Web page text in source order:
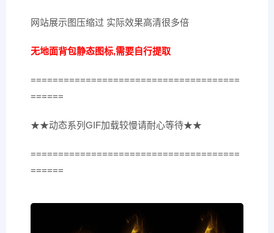
网站展示图压缩过 实际效果高清很多倍
无地面背包静态图标,需要自行提取
======================================
======
★★动态系列GIF加载较慢请耐心等待★★
======================================
======